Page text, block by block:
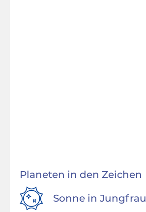
Planeten in den Zeichen
Sonne in Jungfrau